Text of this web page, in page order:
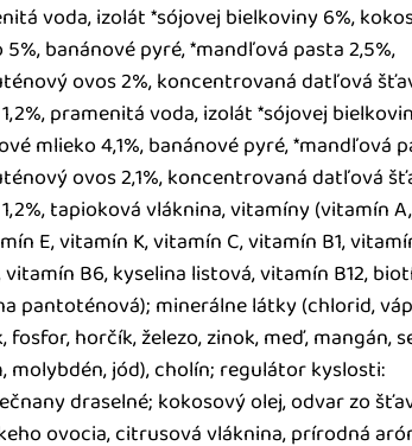
voda, izolát *sójovej bielkoviny 6%,
5%, banánové pyré, *mandľová pasta 2,5%,
ovos 2%, koncentrovaná datľová
pramenitá voda, izolát *sójovej
mlieko 4,1%, banánové pyré, *mandľová
ovos 2,1%, koncentrovaná datľová
tapioková vláknina, vitamíny (vitamín
E, vitamín K, vitamín C, vitamín B1,
vitamín B6, kyselina listová, vitamín B12,
pantoténová); minerálne látky (chlorid,
fosfor, horčík, železo, zinok, meď, mangán,
molybdén, jód), cholín; regulátor kyslosti:
draselné; kokosový olej, odvar zo
ovocia, citrusová vláknina, prírodná